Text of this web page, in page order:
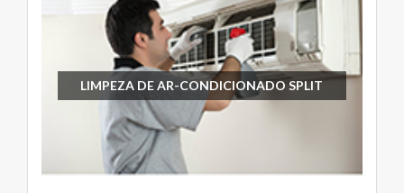
LIMPEZA DE AR-CONDICIONADO SPLIT